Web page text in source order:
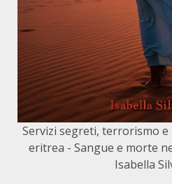
Servizi segreti, terrorismo
eritrea - Sangue e morte
Isabella